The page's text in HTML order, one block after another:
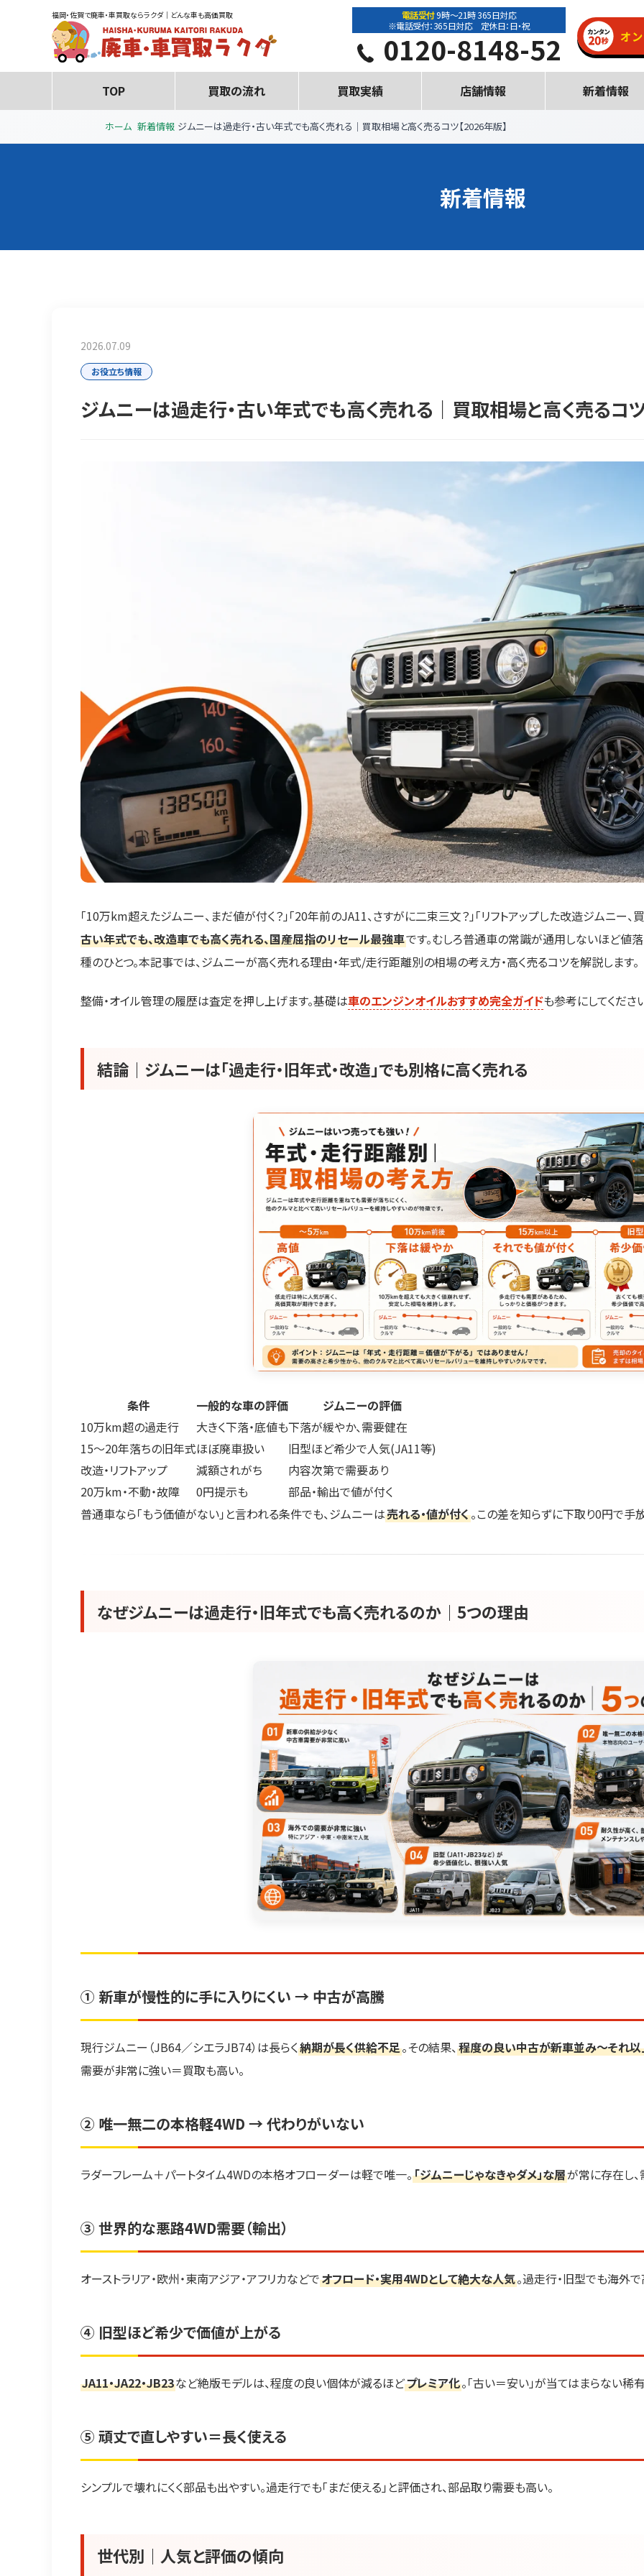
福岡・佐賀で廃車・車買取ならラクダ｜どんな車も高価買取 電話受付9時～21時 365日対応
※電話受付：365日対応 定休日：日・祝
0120-8148-52
TOP 買取の流れ 買取実績 店舗情報 新着情報
ホーム 新着情報 ジムニーは過走行・古い年式でも高く売れる｜買取相場と高く売るコツ【2026年版】
新着情報
2026.07.09
お役立ち情報
ジムニーは過走行・古い年式でも高く売れる｜買取相場と高く売るコ
「10万km超えたジムニー、まだ値が付く？」「20年前のJA11、さすがに二束三文？」「リフトアップした改造ジムニー
古い年式でも、改造車でも高く売れる、国産屈指のリセール最強車です。むしろ普通車の常識が通用しないほど値落
種のひとつ。本記事では、ジムニーが高く売れる理由・年式/走行距離別の相場の考え方・高く売るコツを解説します。
整備・オイル管理の履歴は査定を押し上げます。基礎は車のエンジンオイルおすすめ完全ガイドも参考にしてくださ
結論｜ジムニーは「過走行・旧年式・改造」でも別格に高く売れる
条件 一般的な車の評価
ジムニーの評価
10万km超の過走行
大きく下落・底値も下落が緩やか、需要健在
15〜20年落ちの旧年式ほぼ廃車扱い
旧型ほど希少で人気(JA11等)
改造・リフトアップ
減額されがち
内容次第で需要あり
20万km・不動・故障
0円提示も
部品・輸出で値が付く
普通車なら「もう価値がない」と言われる条件でも、ジムニーは売れる・値が付く。この差を知らずに下取り0円で手
なぜジムニーは過走行・旧年式でも高く売れるのか｜5つの理由
① 新車が慢性的に手に入りにくい → 中古が高騰
現行ジムニー（JB64／シエラJB74）は長らく納期が長く供給不足。その結果、 程度の良い中古が新車並み〜それ
需要が非常に強い＝買取も高い。
② 唯一無二の本格軽4WD → 代わりがいない
ラダーフレーム＋パートタイム4WDの本格オフローダーは軽で唯一。「ジムニーじゃなきゃダメ」な層が常に存在し
③ 世界的な悪路4WD需要（輸出）
オーストラリア・欧州・東南アジア・アフリカなどでオフロード・実用4WDとして絶大な人気。過走行・旧型でも海外
④ 旧型ほど希少で価値が上がる
JA11・JA22・JB23など絶版モデルは、程度の良い個体が減るほどプレミア化。「古い＝安い」が当てはまらない稀
⑤ 頑丈で直しやすい＝長く使える
シンプルで壊れにくく部品も出やすい。過走行でも「まだ使える」と評価され、部品取り需要も高い。
世代別｜人気と評価の傾向